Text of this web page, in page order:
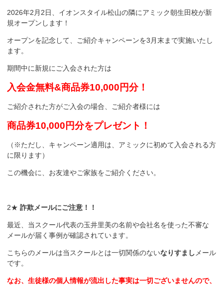
2026年2月2日、イオンスタイル松山の隣にアミック朝生田校が新
規オープンします！
オープンを記念して、ご紹介キャンペーンを3月末まで実施いたし
ます。
期間中に新規にご入会された方は
入会金無料&商品券10,000円分！
ご紹介された方がご入会の場合、ご紹介者様には
商品券10,000円分をプレゼント！
（※ただし、キャンペーン適用は、アミックに初めて入会される方
に限ります）
この機会に、お友達やご家族をご紹介ください。
2★ 詐欺メールにご注意！！
最近、当スクール代表の玉井里美の名前や会社名を使った不審な
メールが届く事例が確認されています。
こちらのメールは当スクールとは一切関係のないなりすまし メール
です。
なお、生徒様の個人情報が流出した事実は一切ございませんので、